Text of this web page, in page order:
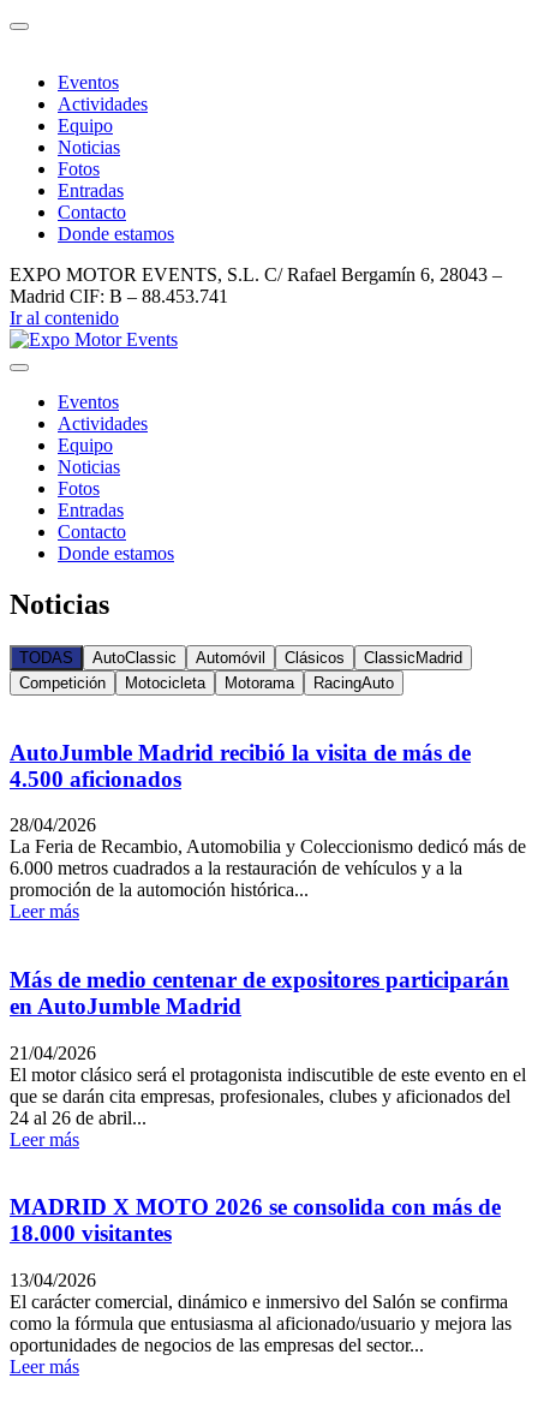
Eventos
Actividades
Equipo
Noticias
Fotos
Entradas
Contacto
Donde estamos
EXPO MOTOR EVENTS, S.L. C/ Rafael Bergamín 6, 28043 –
Madrid CIF: B – 88.453.741
Ir al contenido
Eventos
Actividades
Equipo
Noticias
Fotos
Entradas
Contacto
Donde estamos
Noticias
TODAS AutoClassic Automóvil Clásicos
ClassicMadrid
Competición
Motocicleta Motorama RacingAuto
AutoJumble Madrid recibió la visita de más de
4.500 aficionados
28/04/2026
La Feria de Recambio, Automobilia y Coleccionismo dedicó más de
6.000 metros cuadrados a la restauración de vehículos y a la
promoción de la automoción histórica...
Leer más
Más de medio centenar de expositores participarán
en AutoJumble Madrid
21/04/2026
El motor clásico será el protagonista indiscutible de este evento en el
que se darán cita empresas, profesionales, clubes y aficionados del
24 al 26 de abril...
Leer más
MADRID X MOTO 2026 se consolida con más de
18.000 visitantes
13/04/2026
El carácter comercial, dinámico e inmersivo del Salón se confirma
como la fórmula que entusiasma al aficionado/usuario y mejora las
oportunidades de negocios de las empresas del sector...
Leer más